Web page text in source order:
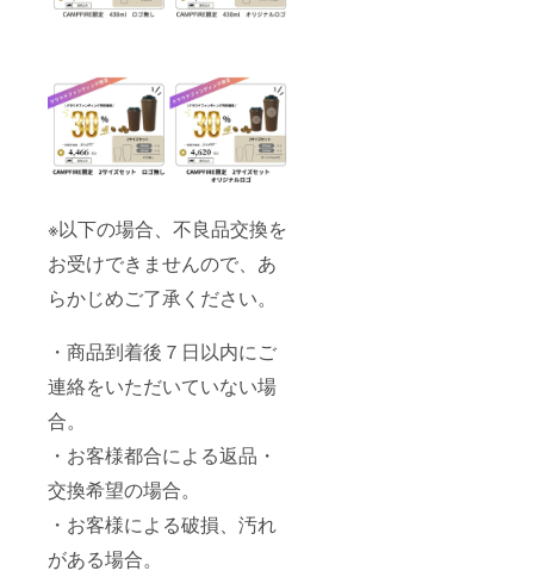
※以下の場合、不良品交換を
お受けできませんので、あ
らかじめご了承ください。
・商品到着後７日以内にご
連絡をいただいていない場
合。
・お客様都合による返品・
交換希望の場合。
・お客様による破損、汚れ
がある場合。